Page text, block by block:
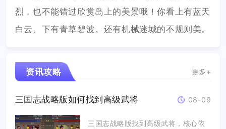
烈，也不能错过欣赏岛上的美景哦！你看上有蓝天
白云、下有青草碧波。还有机械迷城的不规则美。
资讯攻略 更多+
三国志战略版如何找到高级武将 08-09
三国志战略版找到高级武将，核心依